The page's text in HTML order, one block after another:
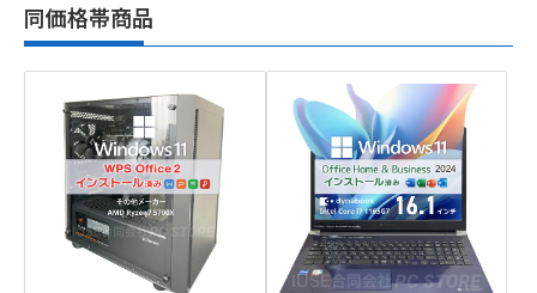
同価格帯商品